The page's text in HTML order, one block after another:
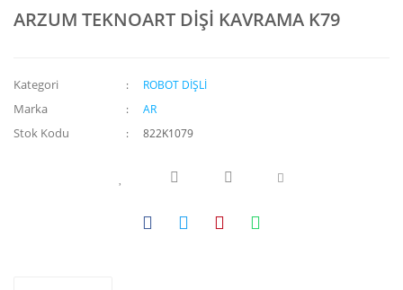
ARZUM TEKNOART DİŞİ KAVRAMA K79
Kategori ROBOT DİŞLİ
Marka AR
Stok Kodu 822K1079